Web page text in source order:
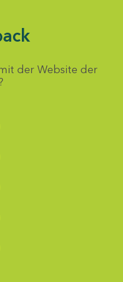
der Website der
auswählen